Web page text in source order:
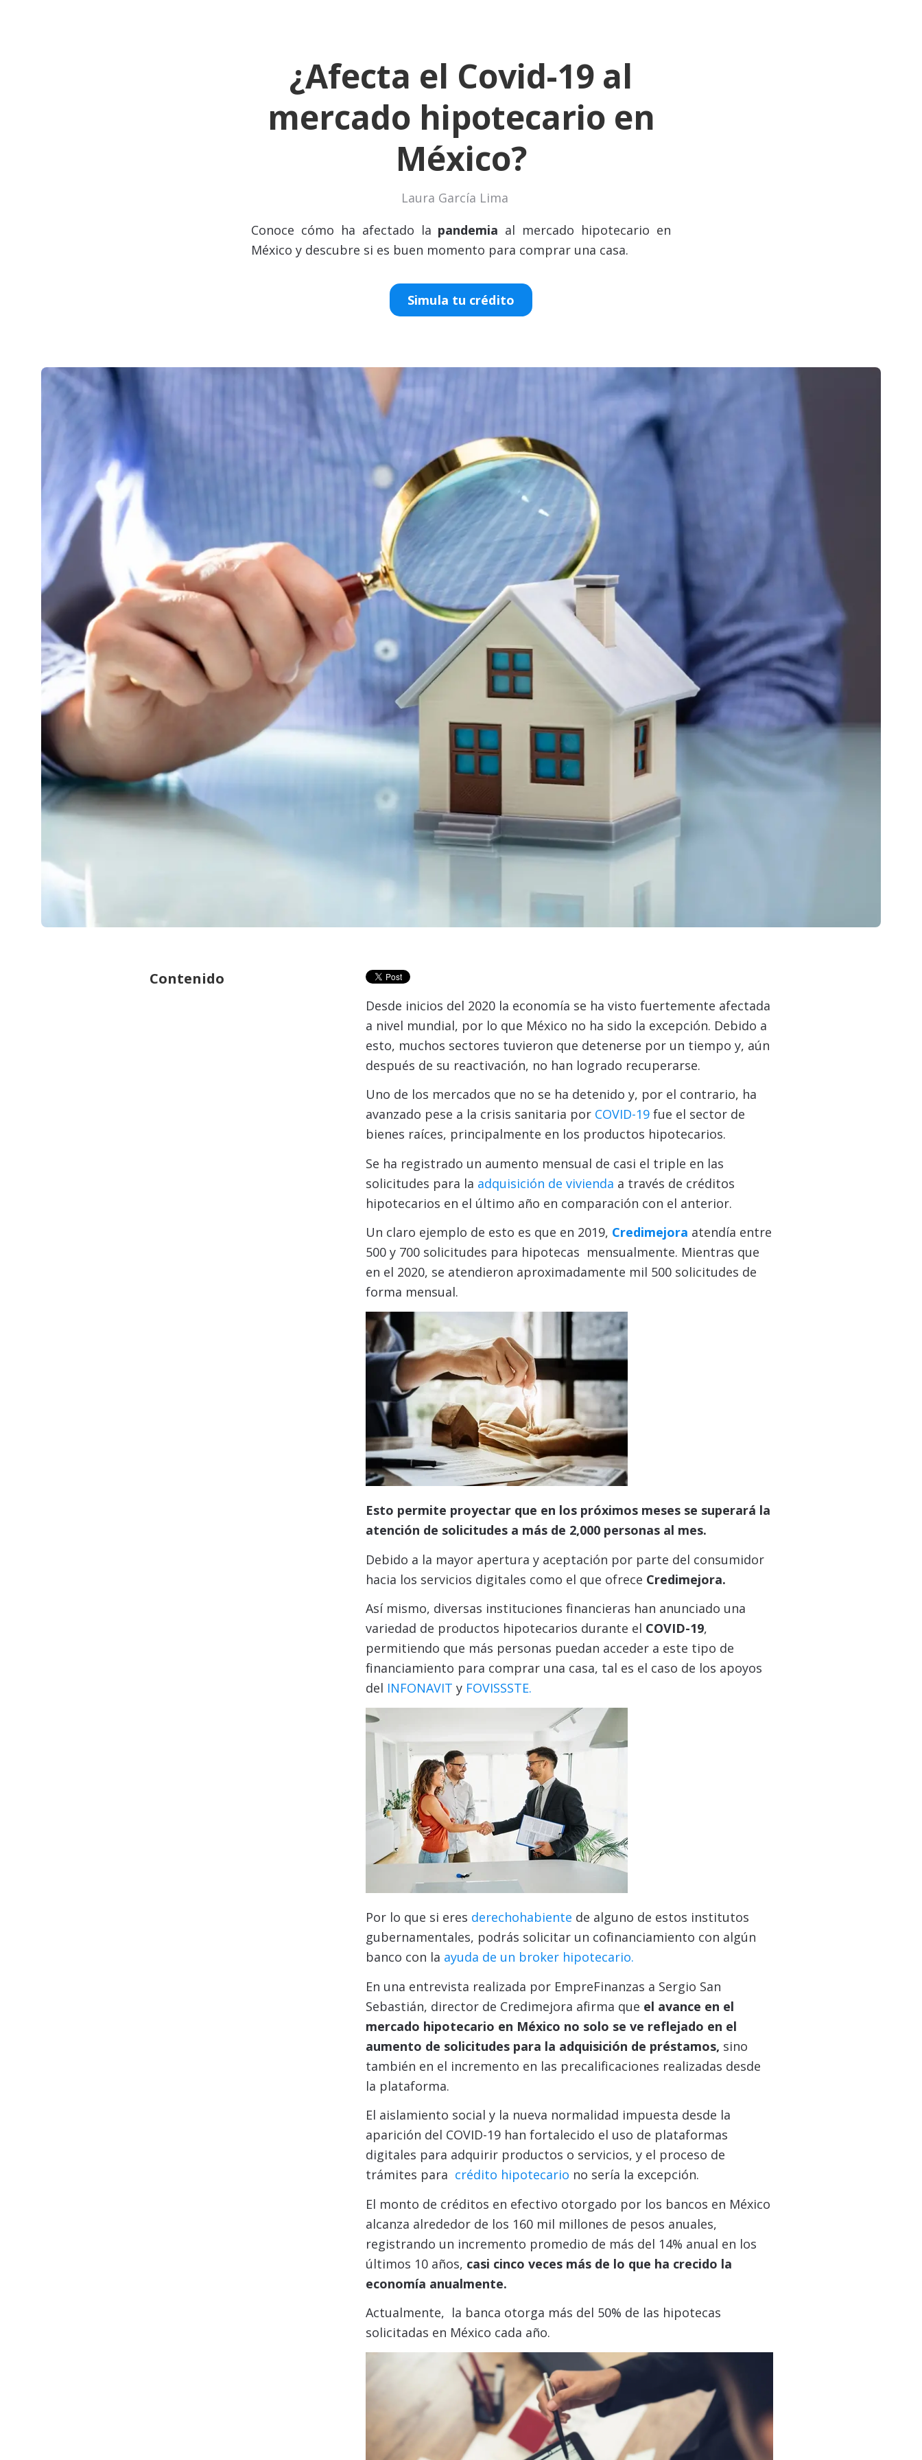
¿Afecta el Covid-19 al
mercado hipotecario en
México?
Laura García Lima
Conoce cómo ha afectado la pandemia al mercado hipotecario en
México y descubre si es buen momento para comprar una casa.
Simula tu crédito
Contenido
Desde inicios del 2020 la economía se ha visto fuertemente afectada
a nivel mundial, por lo que México no ha sido la excepción. Debido a
esto, muchos sectores tuvieron que detenerse por un tiempo y, aún
después de su reactivación, no han logrado recuperarse.
Uno de los mercados que no se ha detenido y, por el contrario, ha
avanzado pese a la crisis sanitaria por COVID-19 fue el sector de
bienes raíces, principalmente en los productos hipotecarios.
Se ha registrado un aumento mensual de casi el triple en las
solicitudes para la adquisición de vivienda a través de créditos
hipotecarios en el último año en comparación con el anterior.
Un claro ejemplo de esto es que en 2019, Credimejora atendía entre
500 y 700 solicitudes para hipotecas mensualmente. Mientras que
en el 2020, se atendieron aproximadamente mil 500 solicitudes de
forma mensual.
Esto permite proyectar que en los próximos meses se superará la
atención de solicitudes a más de 2,000 personas al mes.
Debido a la mayor apertura y aceptación por parte del consumidor
hacia los servicios digitales como el que ofrece Credimejora.
Así mismo, diversas instituciones financieras han anunciado una
variedad de productos hipotecarios durante el COVID-19,
permitiendo que más personas puedan acceder a este tipo de
financiamiento para comprar una casa, tal es el caso de los apoyos
del INFONAVIT y FOVISSSTE.
Por lo que si eres derechohabiente de alguno de estos institutos
gubernamentales, podrás solicitar un cofinanciamiento con algún
banco con la ayuda de un broker hipotecario.
En una entrevista realizada por EmpreFinanzas a Sergio San
Sebastián, director de Credimejora afirma que el avance en el
mercado hipotecario en México no solo se ve reflejado en el
aumento de solicitudes para la adquisición de préstamos, sino
también en el incremento en las precalificaciones realizadas desde
la plataforma.
El aislamiento social y la nueva normalidad impuesta desde la
aparición del COVID-19 han fortalecido el uso de plataformas
digitales para adquirir productos o servicios, y el proceso de
trámites para crédito hipotecario no sería la excepción.
El monto de créditos en efectivo otorgado por los bancos en México
alcanza alrededor de los 160 mil millones de pesos anuales,
registrando un incremento promedio de más del 14% anual en los
últimos 10 años, casi cinco veces más de lo que ha crecido la
economía anualmente.
Actualmente, la banca otorga más del 50% de las hipotecas
solicitadas en México cada año.